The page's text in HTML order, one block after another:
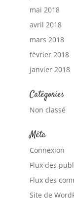
mai 2018
avril 2018
mars 2018
février 2018
janvier 2018
Catégories
Non classé
Méta
Connexion
Flux des
Flux des
Site de